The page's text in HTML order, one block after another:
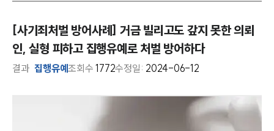
[사기죄처벌 방어사례] 거금 빌리고도 갚지 못한 의뢰
인, 실형 피하고 집행유예로 처벌 방어하다
결과 집행유예조회수1772수정일: 2024-06-12